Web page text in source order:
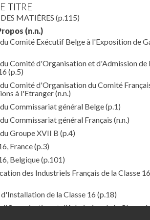
TITRE
MATIÈRES (p.115)
(n.n.)
Comité Exécutif Belge à l'Exposition de
Comité d'Organisation et d'Admission de
(p.5)
Comité d'Organisation du Comité
à l'Etranger(n.n.)
Commissariat général Belge(p.1)
Commissariat général Français (n.n.)
Groupe XVII B (p.4)
France(p.3)
Belgique(p.101)
des Industriels Français de la Classe 16
de la Classe 16 (p.18)
et d'Admission de la Classe